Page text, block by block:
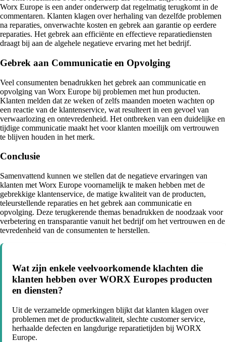
Worx Europe is een ander onderwerp dat regelmatig terugkomt in de
commentaren. Klanten klagen over herhaling van dezelfde problemen
na reparaties, onverwachte kosten en gebrek aan garantie op eerdere
reparaties. Het gebrek aan efficiënte en effectieve reparatiediensten
draagt bij aan de algehele negatieve ervaring met het bedrijf.
Gebrek aan Communicatie en Opvolging
Veel consumenten benadrukken het gebrek aan communicatie en
opvolging van Worx Europe bij problemen met hun producten.
Klanten melden dat ze weken of zelfs maanden moeten wachten op
een reactie van de klantenservice, wat resulteert in een gevoel van
verwaarlozing en ontevredenheid. Het ontbreken van een duidelijke en
tijdige communicatie maakt het voor klanten moeilijk om vertrouwen
te blijven houden in het merk.
Conclusie
Samenvattend kunnen we stellen dat de negatieve ervaringen van
klanten met Worx Europe voornamelijk te maken hebben met de
gebrekkige klantenservice, de matige kwaliteit van de producten,
teleurstellende reparaties en het gebrek aan communicatie en
opvolging. Deze terugkerende themas benadrukken de noodzaak voor
verbetering en transparantie vanuit het bedrijf om het vertrouwen en de
tevredenheid van de consumenten te herstellen.
Wat zijn enkele veelvoorkomende klachten die
klanten hebben over WORX Europes producten
en diensten?
Uit de verzamelde opmerkingen blijkt dat klanten klagen over
problemen met de productkwaliteit, slechte customer service,
herhaalde defecten en langdurige reparatietijden bij WORX
Europe.